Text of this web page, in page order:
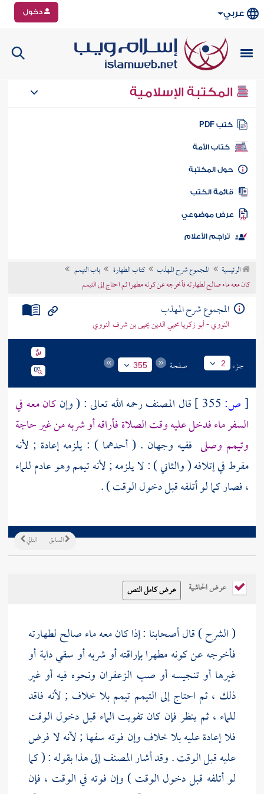
عربي دخول
المكتبة الإسلامية
كتب PDF
كتاب الأمة
المكتبة
الكتب
موضوعي
تراجم الأعلام
الرئيسية المجموع شرح المهذب كتاب الطهارة
باب التيمم
كان معه ماء صالح لطهارته فأخرجه عن كونه مطهرا ثم احتاج إلى التيمم
المجموع شرح المهذب
النووي - أبو زكريا محيي الدين يحيى بن شرف النووي
جزء 2 صفحة 355
[ص: قال المصنفرحمه الله تعالى : ( وإنكان معه في
السفر ماء فدخل عليه وقت الصلاة فأراقه أو شربه من غير حاجة
وتيمم وصلى ففيه وجهان . ( أحدهما ) : يلزمه إعادة ; لأنه
مفرط في إتلافه ( والثاني ) : لا يلزمه ; لأنه تيمم وهو عادم للماء
، فصار كما لو أتلفه قبل دخول الوقت ) .
التالي السابق
عرض الحاشية
( الشرح ) قال أصحابنا : إذا كان معه ماء صالح لطهارته
فأخرجه عن كونه مطهرا بإراقته أو شربه أو سقي دابة أو
غيرها أو تنجيسه أو صب الزعفران ونحوه فيه أو غير
ذلك ، ثم احتاج إلى التيمم تيمم بلا خلاف ; لأنه فاقد
للماء ، ثم ينظر فإن كان تفويت الماء قبل دخول الوقت
فلا إعادة عليه بلا خلاف وإن فوته سفها ; لأنه لا فرض
عليه قبل الوقت . وقد أشارالمصنفإلى هذا بقوله : ( كما
لو أتلفه قبل دخول الوقت ) وإن فوته في الوقت ، فإن